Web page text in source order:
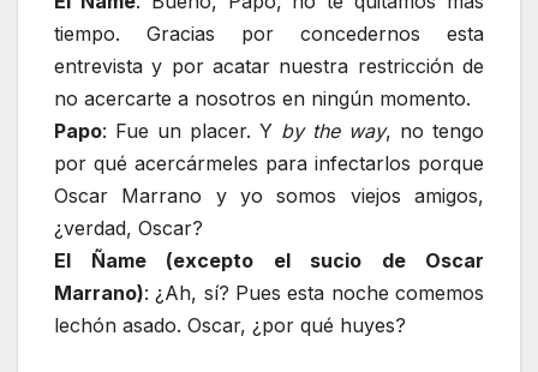
tiempo. Gracias por concedernos esta
entrevista y por acatar nuestra restricción de
no acercarte a nosotros en ningún momento.
Papo: Fue un placer. Y by the way, no tengo
por qué acercármeles para infectarlos porque
Oscar Marrano y yo somos viejos amigos,
¿verdad, Oscar?
El Ñame (excepto el sucio de Oscar
Marrano): ¿Ah, sí? Pues esta noche comemos
lechón asado. Oscar, ¿por qué huyes?